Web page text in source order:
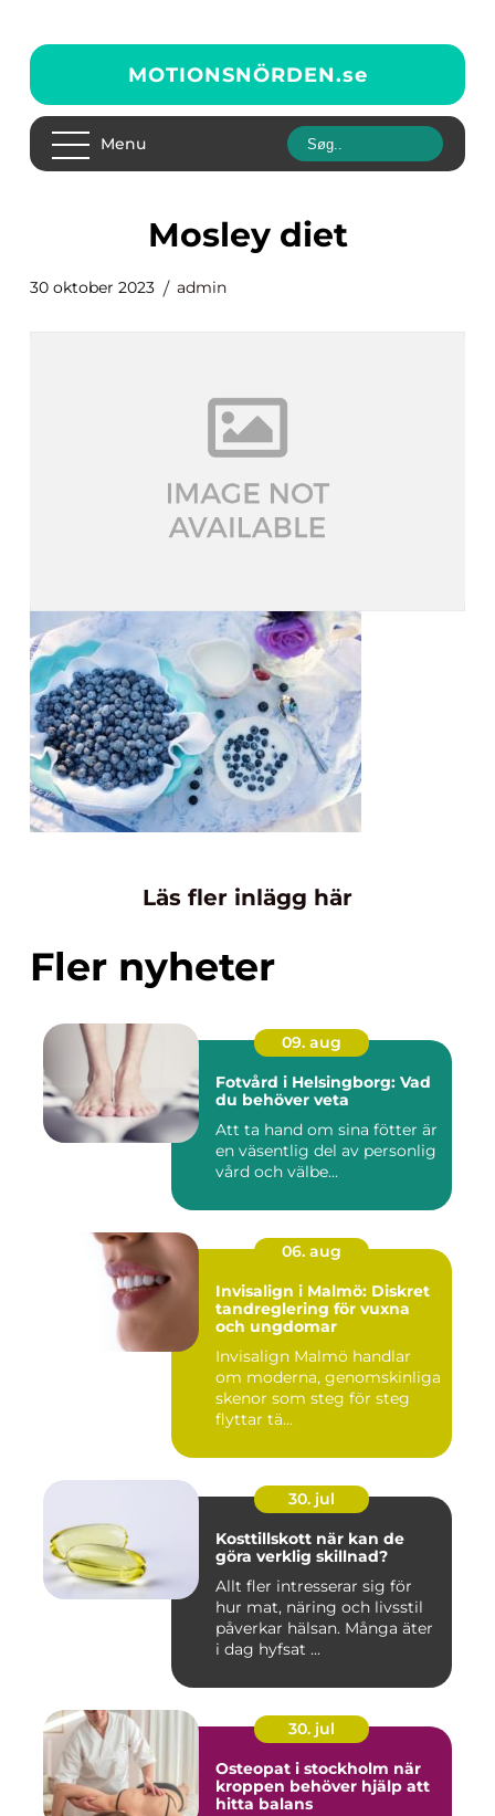
MOTIONSNÖRDEN.se
Menu
mosley diet
30 oktober 2023 admin
Läs fler inlägg här
Fler nyheter
09. aug
Fotvård i Helsingborg: Vad
du behöver veta
Att ta hand om sina fötter är
en väsentlig del av personlig
vård och välbe...
06. aug
Invisalign i Malmö: Diskret
tandreglering för vuxna
och ungdomar
Invisalign Malmö handlar
om moderna, genomskinliga
skenor som steg för steg
flyttar tä...
30. jul
Kosttillskott när kan de
göra verklig skillnad?
Allt fler intresserar sig för
hur mat, näring och livsstil
påverkar hälsan. Många äter
i dag hyfsat ...
30. jul
Osteopat i stockholm när
kroppen behöver hjälp att
hitta balans